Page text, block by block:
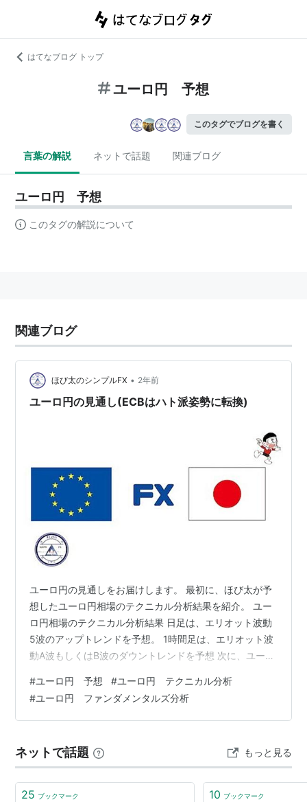
はてなブログ トップ
ユーロ円 予想
このタグでブログを書く
言葉の解説 ネットで話題 関連ブログ
ユーロ円 予想
このタグの解説について
関連ブログ
ほび太のシンプルFX • 2年前
ユーロ円の見通し(ECBはハト派姿勢に転換)
ユーロ円の見通しをお届けします。 最初に、ほび太が予
想したユーロ円相場のテクニカル分析結果を紹介。 ユー
ロ円相場のテクニカル分析結果 日足は、エリオット波動
5波のアップトレンドを予想。 1時間足は、エリオット波
動A波もしくはB波のダウントレンドを予想 次に、ユーロ
利の行方 他、ユーロ円のリスク材料を紹介。 (上昇材料)
タカ派姿勢継続のFRB (落下材料) 日銀 春闘の結果に注目
短期的な米金利の見極め 米大統領選挙の行方 現在のユー
するのは時期尚早としながらも、年内の利下げを示唆し
た…
#ユーロ円 予想 #ユーロ円 テクニカル分析
#ユーロ円 ファンダメンタルズ分析
ネットで話題 もっと見る
25 ブックマーク 10 ブックマーク